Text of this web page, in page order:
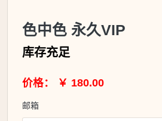
色中色 永久VIP
库存充足
价格： ￥ 180.00
邮箱